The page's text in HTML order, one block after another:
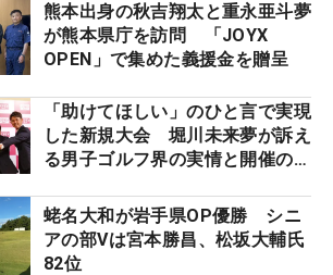
熊本出身の秋吉翔太と重永亜斗夢
が熊本県庁を訪問 「JOYX
OPEN」で集めた義援金を贈呈
「助けてほしい」のひと言で実現
した新規大会 堀川未来夢が訴え
る男子ゴルフ界の実情と開催の舞
蛯名大和が岩手県OP優勝 シニ
アの部Vは宮本勝昌、松坂大輔氏
82位